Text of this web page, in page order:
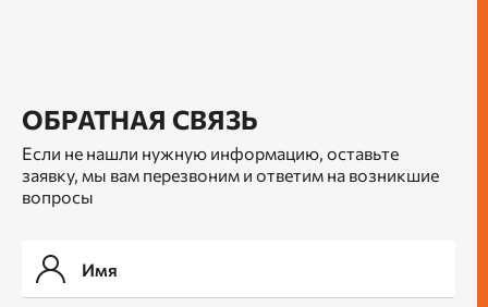
ОБРАТНАЯ СВЯЗЬ
Если не нашли нужную информацию, оставьте
заявку, мы вам перезвоним и ответим на возникшие
вопросы